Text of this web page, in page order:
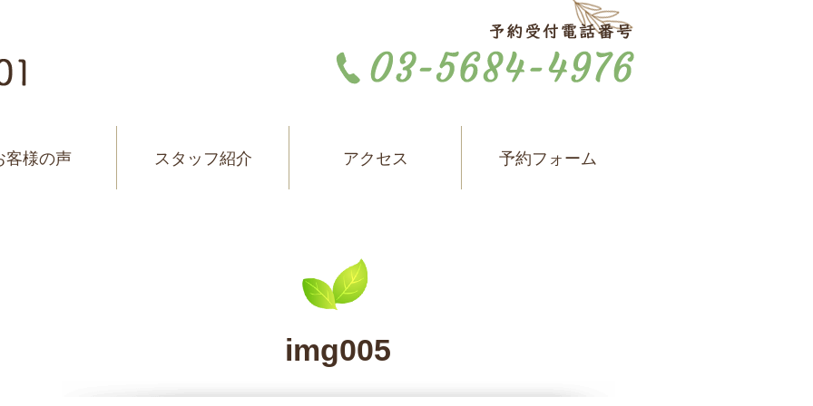
客様の声 スタッフ紹介 アクセス 予約フォーム
img005